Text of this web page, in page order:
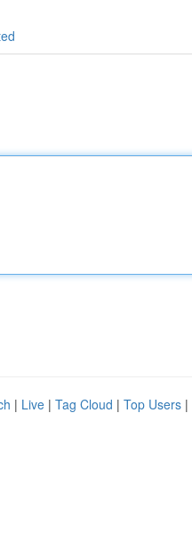
| Live | Tag Cloud | Top Users |